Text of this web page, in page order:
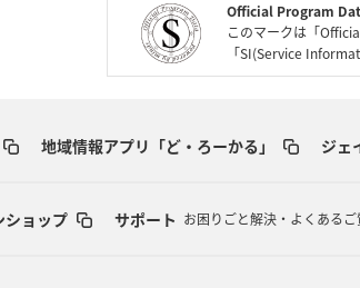
Official Program
このマークは「
「SI(Service
地域情報アプリ「ど・ろーかる」 ジェ
ショップ サポート お困りごと解決・よくあるご